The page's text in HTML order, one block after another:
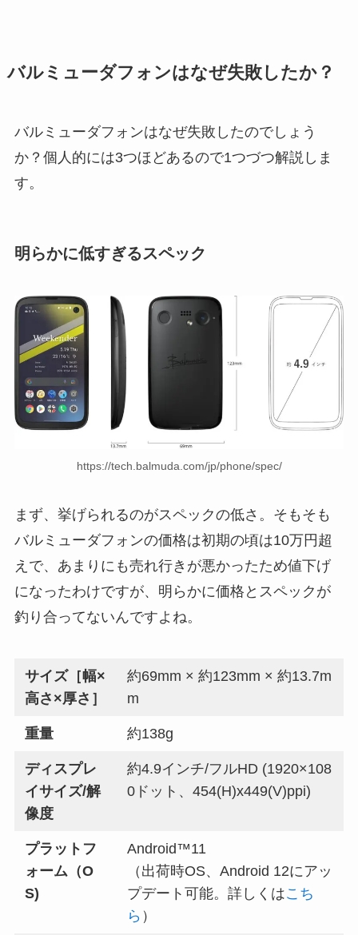
バルミューダフォンはなぜ失敗したか？
バルミューダフォンはなぜ失敗したのでしょう
か？個人的には3つほどあるので1つづつ解説しま
す。
明らかに低すぎるスペック
https://tech.balmuda.com/jp/phone/spec/
まず、挙げられるのがスペックの低さ。そもそも
バルミューダフォンの価格は初期の頃は10万円超
えで、あまりにも売れ行きが悪かったため値下げ
になったわけですが、明らかに価格とスペックが
釣り合ってないんですよね。
サイズ［幅×
高さ×厚さ］
約69mm × 約123mm × 約13.7m
m
重量 約138g
ディスプレ
イサイズ/解
像度
約4.9インチ/フルHD (1920×108
0ドット、454(H)x449(V)ppi)
プラットフ
ォーム（O
S)
Android™11
（出荷時OS、Android 12にアッ
プデート可能。詳しくはこち
ら ）